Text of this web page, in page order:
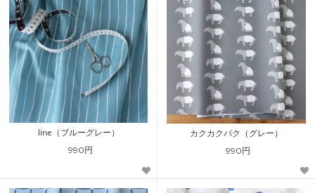
line（ブルーグレー）
990円
カクカクバク（グレー）
990円